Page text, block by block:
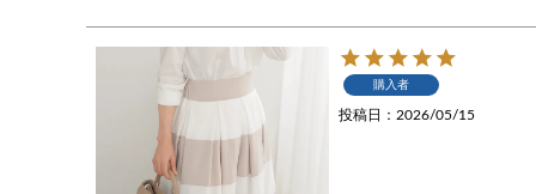
購入者
投稿日 2026/05/15